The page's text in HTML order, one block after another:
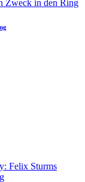
Felix Sturms